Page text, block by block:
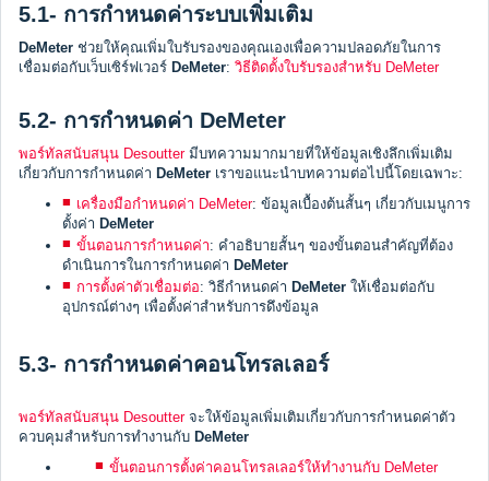
5.1- การกำหนดค่าระบบเพิ่มเติม
DeMeter ช่วยให้คุณเพิ่มใบรับรองของคุณเองเพื่อความปลอดภัยในการ
เชื่อมต่อกับเว็บเซิร์ฟเวอร์ DeMeter: วิธีติดตั้งใบรับรองสำหรับ DeMeter
5.2- การกำหนดค่า DeMeter
พอร์ทัลสนับสนุน Desoutterมีบทความมากมายที่ให้ข้อมูลเชิงลึกเพิ่มเติม
เกี่ยวกับการกำหนดค่า DeMeter เราขอแนะนำบทความต่อไปนี้โดยเฉพาะ:
เครื่องมือกำหนดค่า DeMeter: ข้อมูลเบื้องต้นสั้นๆ เกี่ยวกับเมนูการ
ตั้งค่า DeMeter
ขั้นตอนการกำหนดค่า: คำอธิบายสั้นๆ ของขั้นตอนสำคัญที่ต้อง
ดำเนินการในการกำหนดค่า DeMeter
การตั้งค่าตัวเชื่อมต่อ: วิธีกำหนดค่า DeMeter ให้เชื่อมต่อกับ
อุปกรณ์ต่างๆ เพื่อตั้งค่าสำหรับการดึงข้อมูล
5.3- การกำหนดค่าคอนโทรลเลอร์
พอร์ทัลสนับสนุน Desoutterจะให้ข้อมูลเพิ่มเติมเกี่ยวกับการกำหนดค่าตัว
ควบคุมสำหรับการทำงานกับ DeMeter
ขั้นตอนการตั้งค่าคอนโทรลเลอร์ให้ทำงานกับ DeMeter